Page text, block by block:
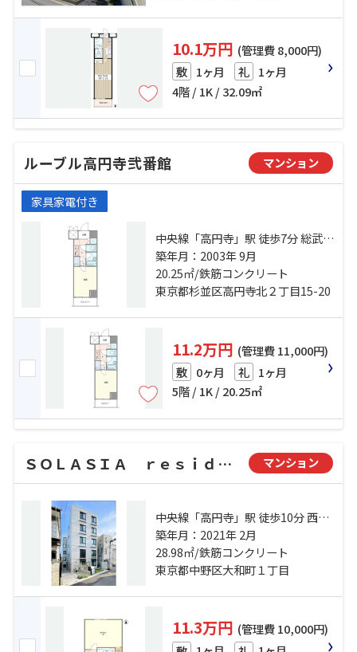
10.1万円 (管理費 8,000円)
敷 1ヶ月 礼 1ヶ月
4階 / 1K / 32.09㎡
ルーブル高円寺弐番館 マンション
家具家電付き
中央線「高円寺」駅 徒歩7分 総武線
「高円寺」駅 徒歩7分 東西線「中
野」駅 徒歩18分
築年月：2003年 9月
20.25㎡/鉄筋コンクリート
東京都杉並区高円寺北２丁目15-20
11.2万円 (管理費 11,000円)
敷 0ヶ月 礼 1ヶ月
5階 / 1K / 20.25㎡
ＳＯＬＡＳＩＡ ｒｅｓｉｄｅｎｃｅ 高円寺Ⅱ マンション
中央線「高円寺」駅 徒歩10分 西武
新宿線「野方」駅 徒歩15分 丸ノ内
線「新高円寺」駅 徒歩21分
築年月：2021年 2月
28.98㎡/鉄筋コンクリート
東京都中野区大和町１丁目
11.3万円 (管理費 10,000円)